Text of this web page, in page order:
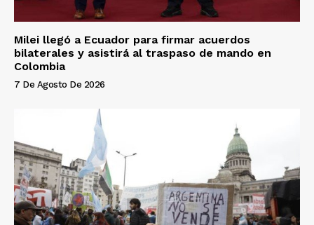
Milei llegó a Ecuador para firmar acuerdos
bilaterales y asistirá al traspaso de mando en
Colombia
7 De Agosto De 2026